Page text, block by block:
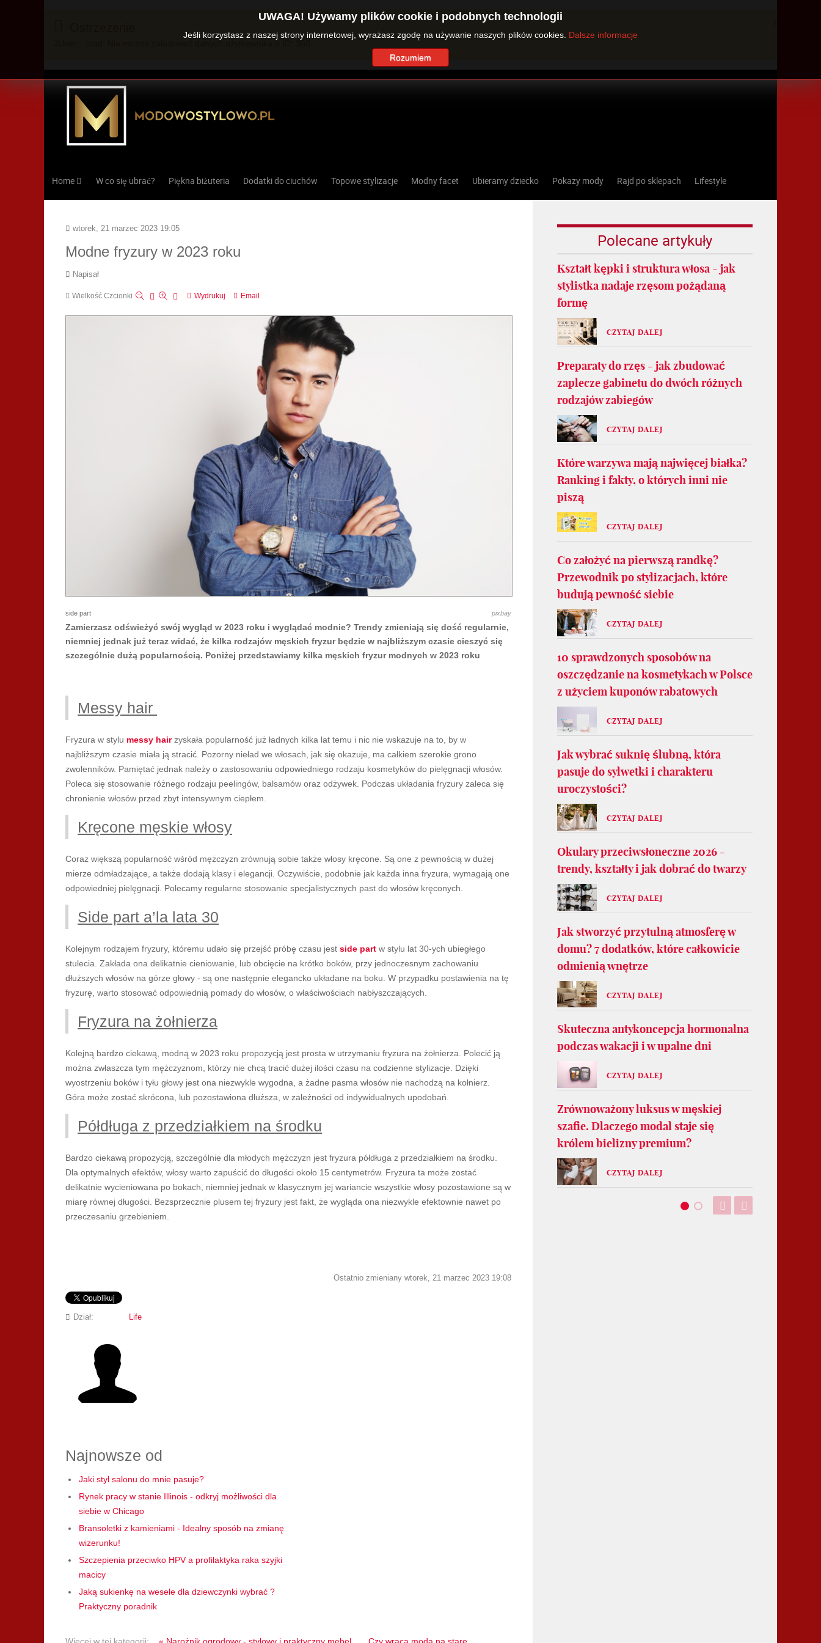
Home W co się ubrać? Piękna biżuteria Dodatki do ciuchów Topowe stylizacje Modny facet Ubieramy dziecko Pokazy mody Rajd po sklepach Lifestyle
wtorek, 21 marzec 2023 19:05
Modne fryzury w 2023 roku
Napisał
Wielkość Czcionki Wydrukuj Email
side part pixbay
Zamierzasz odświeżyć swój wygląd w 2023 roku i wyglądać modnie? Trendy zmieniają się dość regularnie,
niemniej jednak już teraz widać, że kilka rodzajów męskich fryzur będzie w najbliższym czasie cieszyć się
szczególnie dużą popularnością. Poniżej przedstawiamy kilka męskich fryzur modnych w 2023 roku
Messy hair
Fryzura w stylu messy hairzyskała popularność już ładnych kilka lat temu i nic nie wskazuje na to, by w
najbliższym czasie miała ją stracić. Pozorny nieład we włosach, jak się okazuje, ma całkiem szerokie grono
zwolenników. Pamiętać jednak należy o zastosowaniu odpowiedniego rodzaju kosmetyków do pielęgnacji włosów.
Poleca się stosowanie różnego rodzaju peelingów, balsamów oraz odżywek. Podczas układania fryzury zaleca się
chronienie włosów przed zbyt intensywnym ciepłem.
Kręcone męskie włosy
Coraz większą popularność wśród mężczyzn zrównują sobie także włosy kręcone. Są one z pewnością w dużej
mierze odmładzające, a także dodają klasy i elegancji. Oczywiście, podobnie jak każda inna fryzura, wymagają one
odpowiedniej pielęgnacji. Polecamy regularne stosowanie specjalistycznych past do włosów kręconych.
Side part a’la lata 30
Kolejnym rodzajem fryzury, któremu udało się przejść próbę czasu jest side part w stylu lat 30-ych ubiegłego
stulecia. Zakłada ona delikatnie cieniowanie, lub obcięcie na krótko boków, przy jednoczesnym zachowaniu
dłuższych włosów na górze głowy - są one następnie elegancko układane na boku. W przypadku postawienia na tę
fryzurę, warto stosować odpowiednią pomady do włosów, o właściwościach nabłyszczających.
Fryzura na żołnierza
Kolejną bardzo ciekawą, modną w 2023 roku propozycją jest prosta w utrzymaniu fryzura na żołnierza. Polecić ją
można zwłaszcza tym mężczyznom, którzy nie chcą tracić dużej ilości czasu na codzienne stylizacje. Dzięki
wyostrzeniu boków i tyłu głowy jest ona niezwykle wygodna, a żadne pasma włosów nie nachodzą na kołnierz.
Góra może zostać skrócona, lub pozostawiona dłuższa, w zależności od indywidualnych upodobań.
Półdługa z przedziałkiem na środku
Bardzo ciekawą propozycją, szczególnie dla młodych mężczyzn jest fryzura półdługa z przedziałkiem na środku.
Dla optymalnych efektów, włosy warto zapuścić do długości około 15 centymetrów. Fryzura ta może zostać
delikatnie wycieniowana po bokach, niemniej jednak w klasycznym jej wariancie wszystkie włosy pozostawione są w
miarę równej długości. Bezsprzecznie plusem tej fryzury jest fakt, że wygląda ona niezwykle efektownie nawet po
przeczesaniu grzebieniem.
Ostatnio zmieniany wtorek, 21 marzec 2023 19:08
Dział: Life
Najnowsze od
Jaki styl salonu do mnie pasuje?
Rynek pracy w stanie Illinois - odkryj możliwości dla
siebie w Chicago
Bransoletki z kamieniami - Idealny sposób na zmianę
wizerunku!
Szczepienia przeciwko HPV a profilaktyka raka szyjki
macicy
Jaką sukienkę na wesele dla dziewczynki wybrać ?
Praktyczny poradnik
Polecane artykuły
Kształt kępki i struktura włosa - jak
stylistka nadaje rzęsom pożądaną
formę
CZYTAJ DALEJ
Preparaty do rzęs - jak zbudować
zaplecze gabinetu do dwóch różnych
rodzajów zabiegów
CZYTAJ DALEJ
Które warzywa mają najwięcej białka?
Ranking i fakty, o których inni nie
piszą
CZYTAJ DALEJ
Co założyć na pierwszą randkę?
Przewodnik po stylizacjach, które
budują pewność siebie
CZYTAJ DALEJ
10 sprawdzonych sposobów na
oszczędzanie na kosmetykach w Polsce
z użyciem kuponów rabatowych
CZYTAJ DALEJ
Jak wybrać suknię ślubną, która
pasuje do sylwetki i charakteru
uroczystości?
CZYTAJ DALEJ
Okulary przeciwsłoneczne 2026 -
trendy, kształty i jak dobrać do twarzy
CZYTAJ DALEJ
Jak stworzyć przytulną atmosferę w
domu? 7 dodatków, które całkowicie
odmienią wnętrze
CZYTAJ DALEJ
Skuteczna antykoncepcja hormonalna
podczas wakacji i w upalne dni
CZYTAJ DALEJ
Zrównoważony luksus w męskiej
szafie. Dlaczego modal staje się
królem bielizny premium?
CZYTAJ DALEJ
UWAGA! Używamy plików cookie i podobnych technologii
Jeśli korzystasz z naszej strony internetowej, wyrażasz zgodę na używanie naszych plików cookies. Dalsze informacje
Rozumiem